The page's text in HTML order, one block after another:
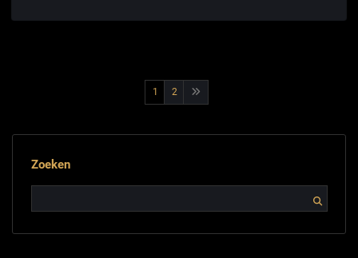
Berichtnavigatie
1 2
Zoeken